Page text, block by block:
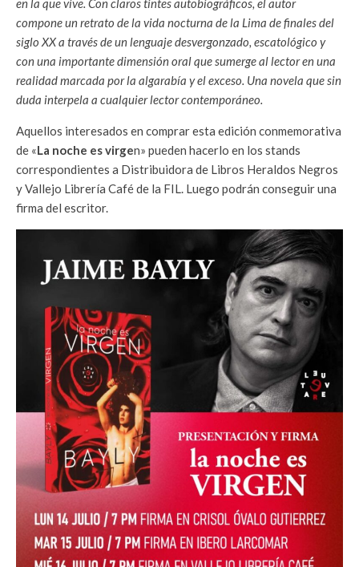
compone un retrato de la vida nocturna de la Lima de finales del
siglo XX a través de un lenguaje desvergonzado, escatológico y
con una importante dimensión oral que sumerge al lector en una
realidad marcada por la algarabía y el exceso. Una novela que sin
duda interpela a cualquier lector contemporáneo.
Aquellos interesados en comprar esta edición conmemorativa
de «La noche es virgen» pueden hacerlo en los stands
correspondientes a Distribuidora de Libros Heraldos Negros
y Vallejo Librería Café de la FIL. Luego podrán conseguir una
firma del escritor.